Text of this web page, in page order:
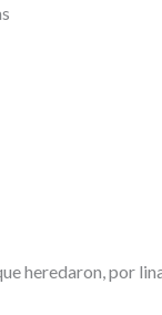
heredaron, por